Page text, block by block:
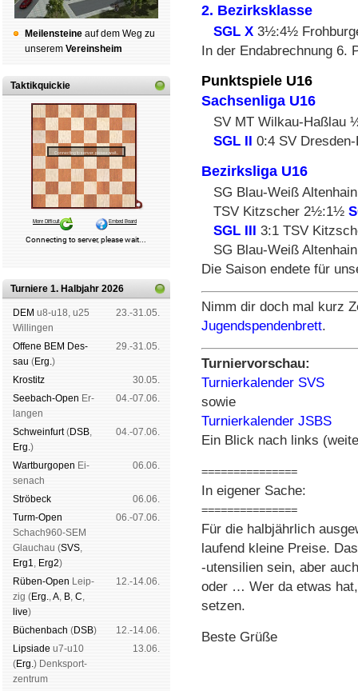
Mei­len­stei­ne auf dem Weg zu
un­se­rem Ver­eins­heim
Taktikquickie
Turniere 1. Halbjahr 2026
DEM u8-u18, u25
Wil­lin­gen
23.-31.05.
Offene BEM Des­
sau (Erg.)
29.-31.05.
Kros­titz
30.05.
See­bach-Open Er­
lan­gen
04.-07.06.
Schwein­furt(DSB,
Erg.)
04.-07.06.
Wart­burg­open Ei­
se­nach
06.06.
Strö­beck
06.06.
Turm-Open
Schach960-SEM
Glau­chau (SVS,
Erg1, Erg2)
06.-07.06.
Rüben-Open Leip­
zig (Erg.,A, B, C,
live)
12.-14.06.
Büchen­bach (DSB)
12.-14.06.
Lipsiade u7-u10
(Erg.) Denk­sport­
zen­trum
13.06.
2. Bezirksklasse
SGL X 3½:4½
In der Endabrechnung 6.
Punktspiele U16
Sachsenliga U16
SV MT Wilkau-Haßlau
SGL II 0:4 SV Dresden-
Bezirksliga U16
SG Blau-Weiß
TSV Kitzscher 2½:1½
SGL III 3:1 TSV
SG Blau-Weiß
Die Saison endete für
Nimm dir doch mal kurz
Jugendspendenbrett.
Turniervorschau:
Turnierkalender SVS
sowie
Turnierkalender JSBS
Ein Blick nach links
===============
In eigener Sache:
===============
Für die halbjährlich
laufend kleine Preise.
-utensilien sein, aber
oder … Wer da etwas
setzen.
Beste Grüße